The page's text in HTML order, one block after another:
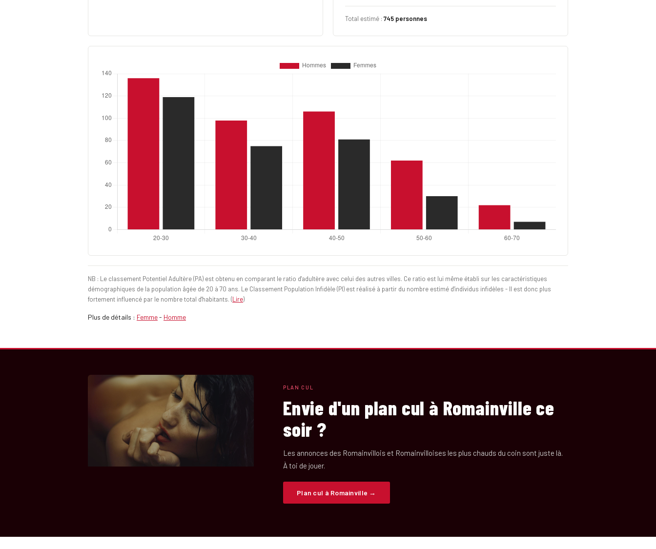
Total estimé : 745 personnes
NB : Le classement Potentiel Adultère (PA) est obtenu en comparant le ratio d'adultère avec celui des autres villes. Ce ratio est lui même établi sur les caractéristiques
démographiques de la population âgée de 20 à 70 ans. Le Classement Population Infidèle (PI) est réalisé à partir du nombre estimé d'individus infidèles - Il est donc plus
fortement influencé par le nombre total d'habitants. (Lire)
Plus de détails : Femme- Homme
PLAN CUL
Envie d'un plan cul à Romainville ce
soir ?
Les annonces des Romainvillois et Romainvilloises les plus chauds du coin sont juste là.
À toi de jouer.
Plan cul à Romainville →